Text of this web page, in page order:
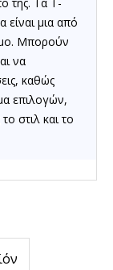
είναι μια από
Μπορούν
να
καθώς
επιλογών,
στιλ και το